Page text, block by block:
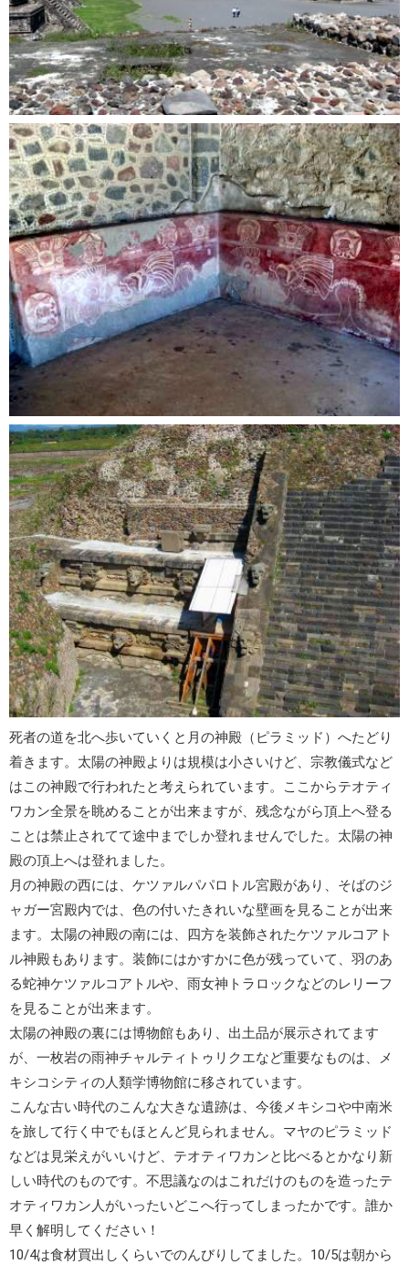
死者の道を北へ歩いていくと 月の神殿 （ピラミッド）へたどり
着きます。太陽の神殿よりは規模は小さいけど、宗教儀式など
はこの神殿で行われたと考えられています。ここからテオティ
ワカン全景を眺めることが出来ますが、残念ながら頂上へ登る
ことは禁止されてて途中までしか登れませんでした。太陽の神
殿の頂上へは登れました。
月の神殿の西には、 ケツァルパパロトル宮殿があり、そばのジ
ャガー宮殿内では、色の付いたきれいな壁画を見ることが出来
ます。太陽の神殿の南には、四方を装飾されたケツァルコアト
ル神殿もあります。装飾にはかすかに色が残っていて、羽のあ
る蛇神ケツァルコアトルや、雨女神トラロックなどのレリーフ
を見ることが出来ます。
太陽の神殿の裏には博物館もあり、出土品が展示されてます
が、 一枚岩の雨神チャルティトゥリクエなど重要なものは、メ
キシコシティの人類学博物館に移されています。
こんな古い時代のこんな大きな遺跡は、今後メキシコや中南米
を旅して行く中でもほとんど見られません。マヤのピラミッド
などは見栄えがいいけど、テオティワカンと比べるとかなり新
しい時代のものです。不思議なのはこれだけのものを造ったテ
オティワカン人がいったいどこへ行ってしまったかです。誰か
早く解明してください！
10/4は食材買出しくらいでのんびりしてました。10/5は朝から